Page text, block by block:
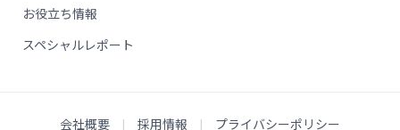
お役立ち情報
スペシャルレポート
会社概要 | 採用情報 | プライバシーポリシー